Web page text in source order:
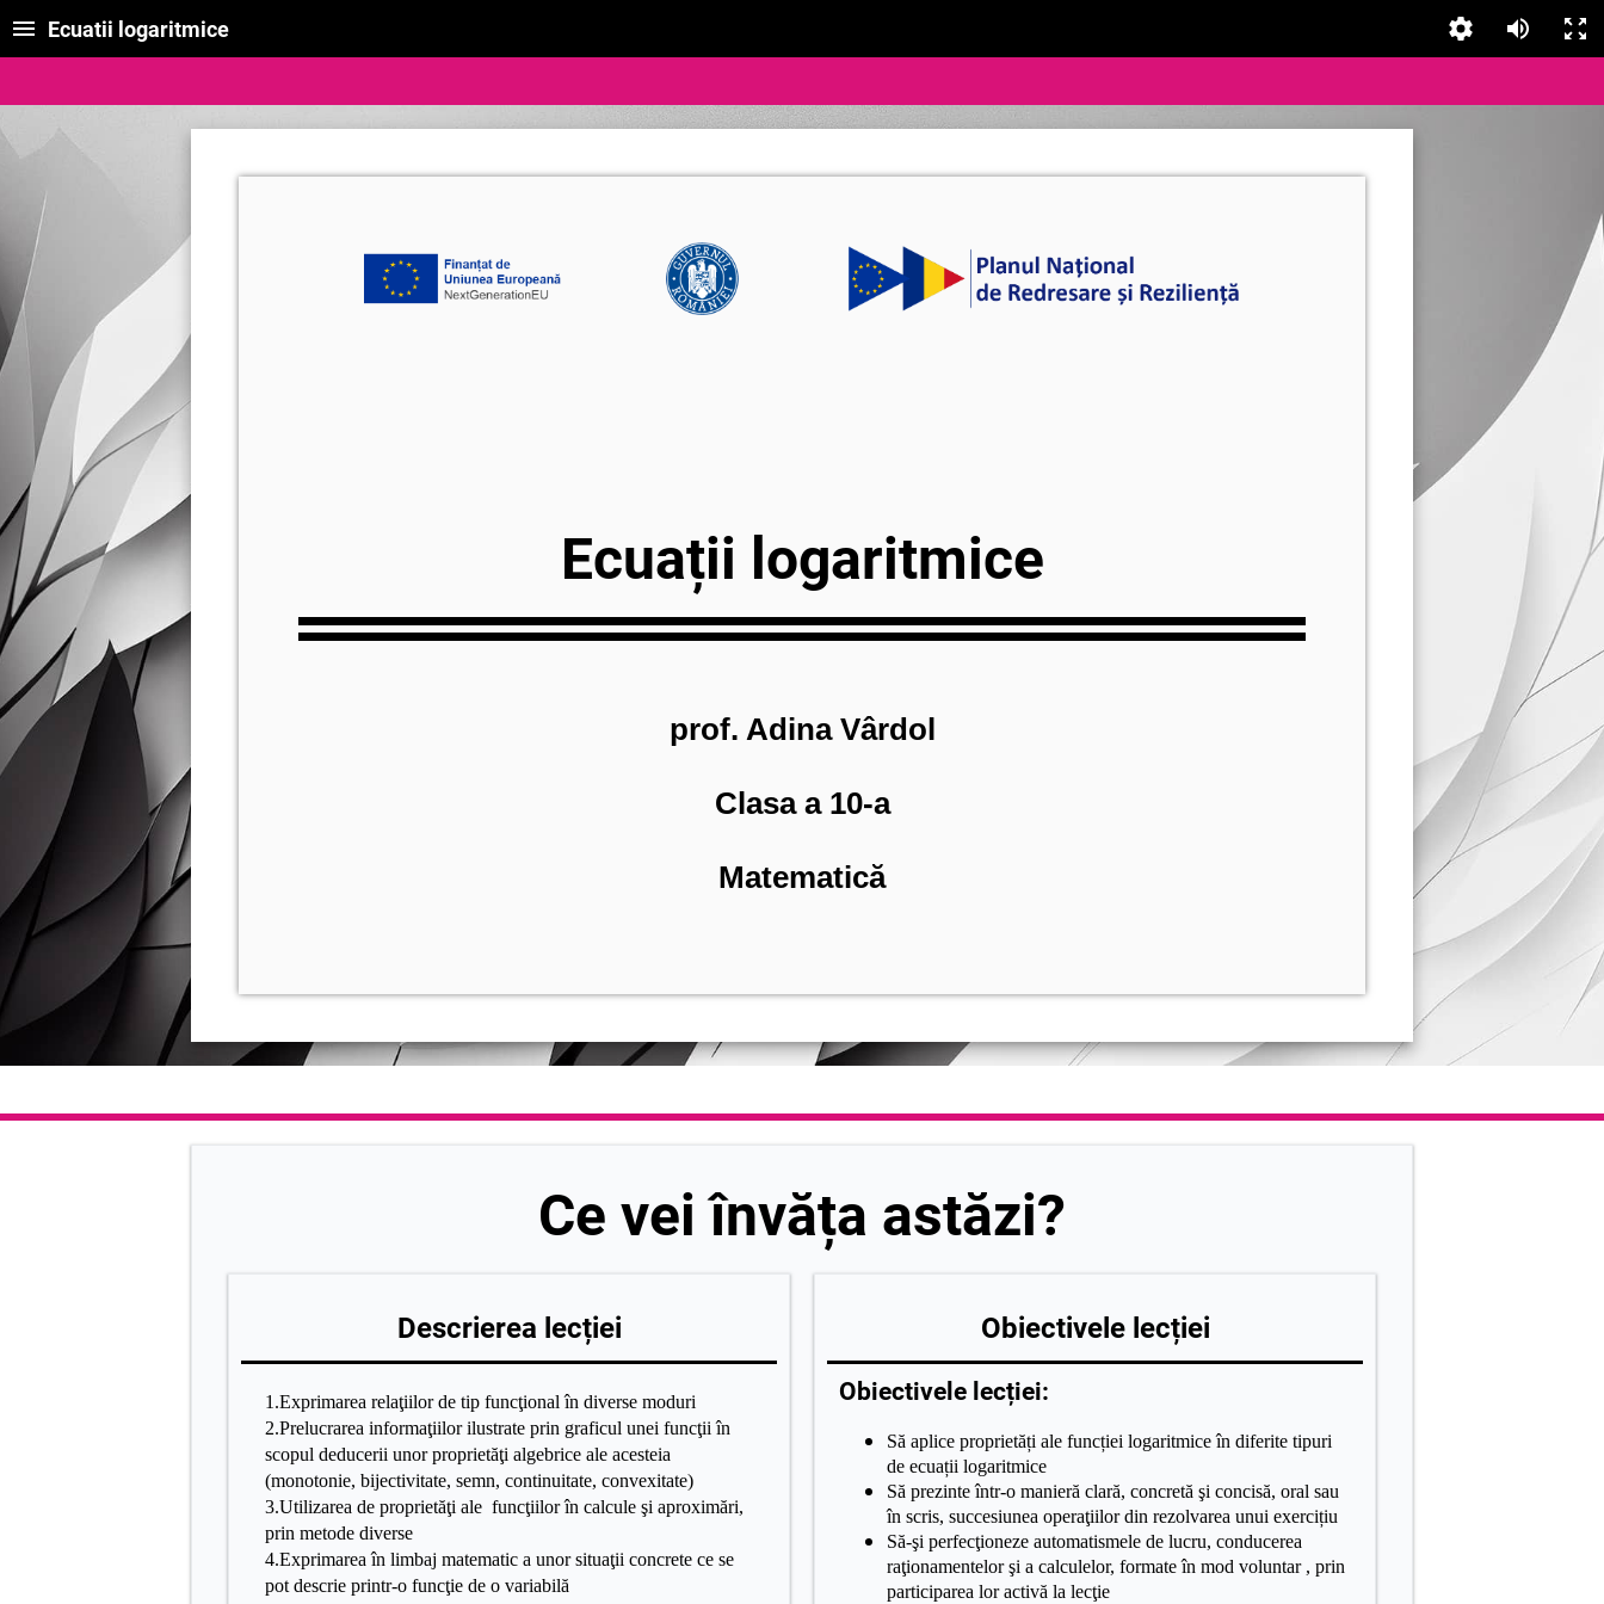
Ecuatii logaritmice
Ecuații logaritmice
prof. Adina Vârdol
Clasa a 10-a
Matematică
Ce vei învăța astăzi?
Descrierea lecției
1.Exprimarea relaţiilor de tip funcţional în diverse moduri
2.Prelucrarea informaţiilor ilustrate prin graficul unei funcţii în
scopul deducerii unor proprietăţi algebrice ale acesteia
(monotonie, bijectivitate, semn, continuitate, convexitate)
3.Utilizarea de proprietăţi ale funcţiilor în calcule şi aproximări,
prin metode diverse
4.Exprimarea în limbaj matematic a unor situaţii concrete ce se
pot descrie printr-o funcţie de o variabilă
Obiectivele lecției
Obiectivele lecției:
Să aplice proprietăți ale funcției logaritmice în diferite tipuri
de ecuații logaritmice
Să prezinte într-o manieră clară, concretă şi concisă, oral sau
în scris, succesiunea operaţiilor din rezolvarea unui exercițiu
Să-şi perfecţioneze automatismele de lucru, conducerea
raţionamentelor şi a calculelor, formate în mod voluntar , prin
participarea lor activă la lecţie